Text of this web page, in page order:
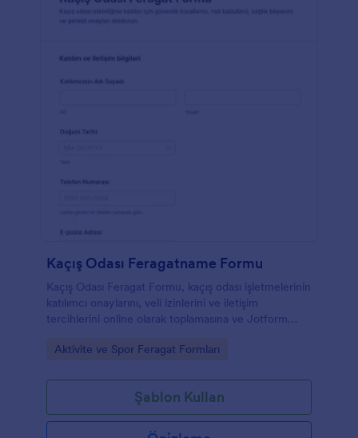
Kaçış Odası Feragatname Formu
Kaçış Odası Feragat Formu, kaçış odası işletmelerinin
katılımcı onaylarını, veli izinlerini ve iletişim
tercihlerini online olarak toplamasına ve Jotform
yardımcı olur.
Go to Category:
Aktivite ve Spor Feragat Formları
Şablon Kullan